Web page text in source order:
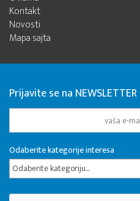
Kontakt
Novosti
Mapa sajta
Prijavite se na NEWSLETTER
Odaberite kategorije interesa
Odaberite kategoriju...